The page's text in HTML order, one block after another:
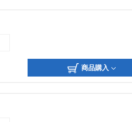
商品購入